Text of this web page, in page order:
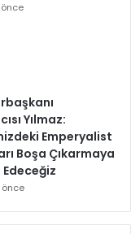
Yılmaz:
Emperyalist
Boşa Çıkarmaya